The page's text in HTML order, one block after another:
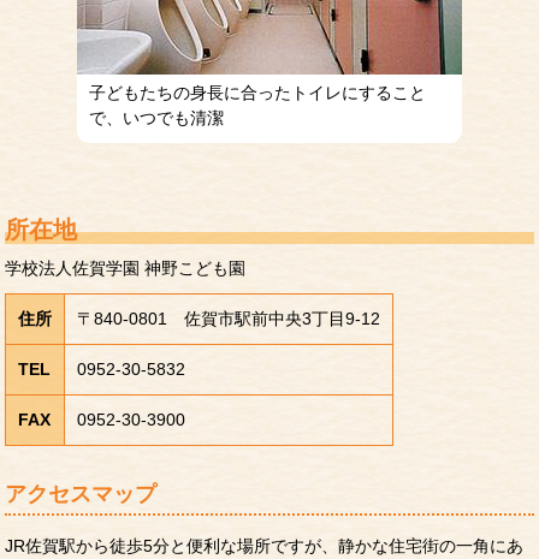
子どもたちの身長に合ったトイレにすること
で、いつでも清潔
所在地
学校法人佐賀学園 神野こども園
住所 〒840-0801 佐賀市駅前中央3丁目9-12
TEL 0952-30-5832
FAX 0952-30-3900
アクセスマップ
JR佐賀駅から徒歩5分と便利な場所ですが、静かな住宅街の一角にあ